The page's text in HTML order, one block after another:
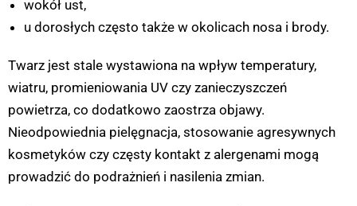
wokół ust,
u dorosłych często także w okolicach nosa i brody.
Twarz jest stale wystawiona na wpływ temperatury,
wiatru, promieniowania UV czy zanieczyszczeń
powietrza, co dodatkowo zaostrza objawy.
Nieodpowiednia pielęgnacja, stosowanie agresywnych
kosmetyków czy częsty kontakt z alergenami mogą
prowadzić do podrażnień i nasilenia zmian.